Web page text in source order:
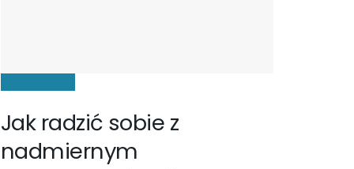
Jak radzić sobie z
nadmiernym